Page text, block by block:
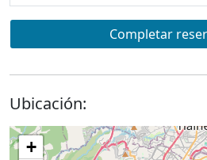
Completar
Ubicación:
+